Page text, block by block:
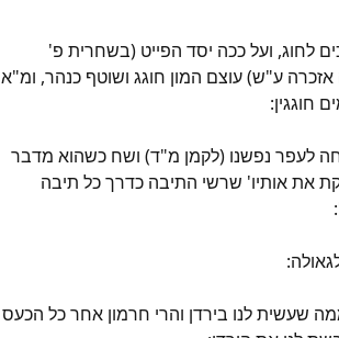
לחוג, ועל ככה יסד הפייט (בשחרית פ'
ע"ש) עוצם המון חוגג ושוטף כנהר, ומ"א
חוגגין:
לעפר נפשנו (לקמן מ"ד) ושח כשהוא מדבר
את אותיו' שרשי התיבה כדרך כל תיבה
שעשית לנו בירדן והרי חרמון אחר כל הכעס